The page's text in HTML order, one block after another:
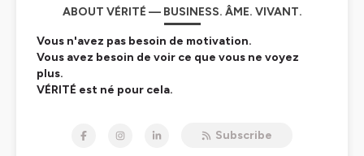
ABOUT VÉRITÉ — BUSINESS. ÂME. VIVANT.
Vous n'avez pas besoin de motivation.
Vous avez besoin de voir ce que vous ne voyez
plus.
VÉRITÉ est né pour cela.
fondateurs et dirigeants qui savent que leur prochain
Subscribe